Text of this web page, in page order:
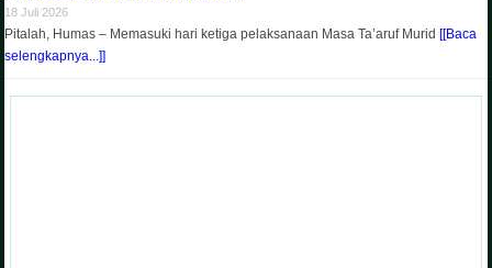
18 Juli 2026
Pitalah, Humas – Memasuki hari ketiga pelaksanaan Masa Ta’aruf Murid [[Baca
selengkapnya...]]